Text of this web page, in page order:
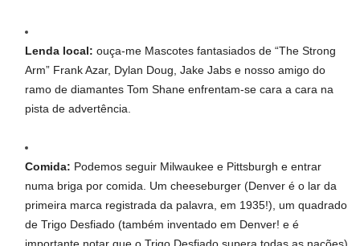
Lenda local: ouça-me Mascotes fantasiados de “The Strong
Arm” Frank Azar, Dylan Doug, Jake Jabs e nosso amigo do
ramo de diamantes Tom Shane enfrentam-se cara a cara na
pista de advertência.
Comida: Podemos seguir Milwaukee e Pittsburgh e entrar
numa briga por comida. Um cheeseburger (Denver é o lar da
primeira marca registrada da palavra, em 1935!), um quadrado
de Trigo Desfiado (também inventado em Denver! e é